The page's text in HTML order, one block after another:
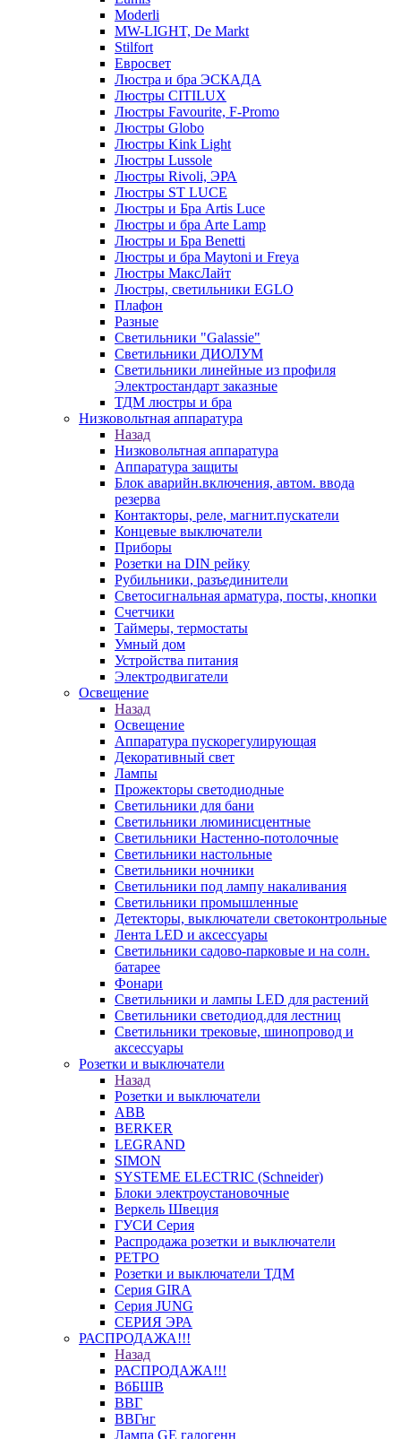
Moderli
MW-LIGHT, De Markt
Stilfort
Евросвет
Люстра и бра ЭСКАДА
Люстры CITILUX
Люстры Favourite, F-Promo
Люстры Globo
Люстры Kink Light
Люстры Lussole
Люстры Rivoli, ЭРА
Люстры ST LUCE
Люстры и Бра Artis Luce
Люстры и бра Arte Lamp
Люстры и Бра Benetti
Люстры и бра Maytoni и Freya
Люстры МаксЛайт
Люстры, светильники EGLO
Плафон
Разные
Светильники "Galassie"
Светильники ДИОЛУМ
Светильники линейные из профиля
Электростандарт заказные
ТДМ люстры и бра
Низковольтная аппаратура
Назад
Низковольтная аппаратура
Аппаратура защиты
Блок аварийн.включения, автом. ввода
резерва
Контакторы, реле, магнит.пускатели
Концевые выключатели
Приборы
Розетки на DIN рейку
Рубильники, разъединители
Светосигнальная арматура, посты, кнопки
Счетчики
Таймеры, термостаты
Умный дом
Устройства питания
Электродвигатели
Освещение
Назад
Освещение
Аппаратура пускорегулирующая
Декоративный свет
Лампы
Прожекторы светодиодные
Светильники для бани
Светильники люминисцентные
Светильники Настенно-потолочные
Светильники настольные
Светильники ночники
Светильники под лампу накаливания
Светильники промышленные
Детекторы, выключатели светоконтрольные
Лента LED и аксессуары
Светильники садово-парковые и на солн.
батарее
Фонари
Светильники и лампы LED для растений
Светильники светодиод.для лестниц
Светильники трековые, шинопровод и
аксессуары
Розетки и выключатели
Назад
Розетки и выключатели
ABB
BERKER
LEGRAND
SIMON
SYSTEME ELECTRIC (Schneider)
Блоки электроустановочные
Веркель Швеция
ГУСИ Серия
Распродажа розетки и выключатели
РЕТРО
Розетки и выключатели ТДМ
Серия GIRA
Серия JUNG
СЕРИЯ ЭРА
РАСПРОДАЖА!!!
Назад
РАСПРОДАЖА!!!
ВбБШВ
ВВГ
ВВГнг
Лампа GE галогенн